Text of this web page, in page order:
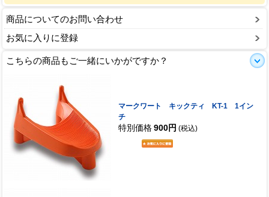
商品についてのお問い合わせ
お気に入りに登録
こちらの商品もご一緒にいかがですか？
マークワート キックティ KT-1 1イン
チ
特別価格 900円 (税込)